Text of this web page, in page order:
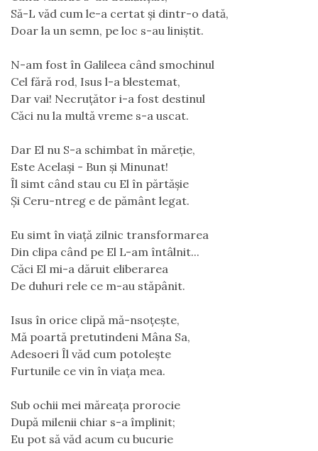
Să-L văd cum le-a certat şi dintr-o dată,
Doar la un semn, pe loc s-au liniştit.
N-am fost în Galileea când smochinul
Cel fără rod, Isus l-a blestemat,
Dar vai! Necruţător i-a fost destinul
Căci nu la multă vreme s-a uscat.
Dar El nu S-a schimbat în măreție,
Este Acelaşi - Bun şi Minunat!
Îl simt când stau cu El în părtăşie
Şi Ceru-ntreg e de pământ legat.
Eu simt în viaţă zilnic transformarea
Din clipa când pe El L-am întâlnit...
Căci El mi-a dăruit eliberarea
De duhuri rele ce m-au stăpânit.
Isus în orice clipă mă-nsoțește,
Mă poartă pretutindeni Mâna Sa,
Adesoeri Îl văd cum potolește
Furtunile ce vin în viaţa mea.
Sub ochii mei măreaţa prorocie
După milenii chiar s-a împlinit;
Eu pot să văd acum cu bucurie